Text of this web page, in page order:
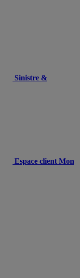
Sinistre &
Espace client Mon